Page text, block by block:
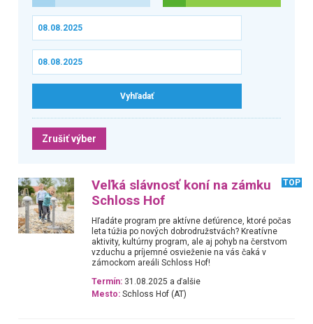
Zrušiť výber
Veľká slávnosť koní na zámku
Schloss Hof
TOP
Hľadáte program pre aktívne deťúrence, ktoré počas
leta túžia po nových dobrodružstvách? Kreatívne
aktivity, kultúrny program, ale aj pohyb na čerstvom
vzduchu a príjemné osvieženie na vás čaká v
zámockom areáli Schloss Hof!
Termín: 31.08.2025 a ďalšie
Mesto: Schloss Hof (AT)